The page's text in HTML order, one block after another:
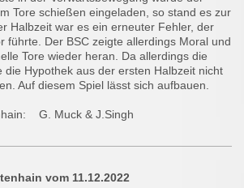
Tore schießen eingeladen, so stand es zur
Halbzeit war es ein erneuter Fehler, der
führte. Der BSC zeigte allerdings Moral und
Tore wieder heran. Da allerdings die
die Hypothek aus der ersten Halbzeit nicht
Auf diesem Spiel lässt sich aufbauen.
G. Muck & J.Singh
vom 11.12.2022